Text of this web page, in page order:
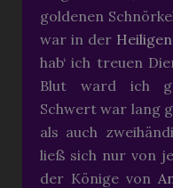
goldenen
war in der
hab‘ ich treuen
Blut ward ich
Schwert war lang
als auch
ließ sich nur von
der Könige von